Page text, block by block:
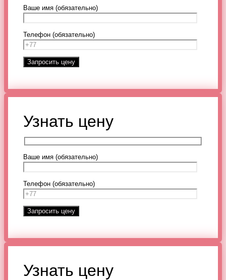
Ваше имя (обязательно)
Телефон (обязательно)
Узнать цену
Ваше имя (обязательно)
Телефон (обязательно)
Узнать цену